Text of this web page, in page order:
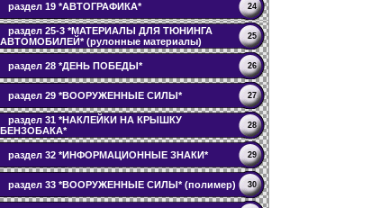
раздел 19 *АВТОГРАФИКА* 24
раздел 25-3 *МАТЕРИАЛЫ ДЛЯ ТЮНИНГА
АВТОМОБИЛЕЙ* (рулонные материалы)
25
раздел 28 *ДЕНЬ ПОБЕДЫ* 26
раздел 29 *ВООРУЖЕННЫЕ СИЛЫ* 27
раздел 31 *НАКЛЕЙКИ НА КРЫШКУ
БЕНЗОБАКА*
28
раздел 32 *ИНФОРМАЦИОННЫЕ ЗНАКИ* 29
раздел 33 *ВООРУЖЕННЫЕ СИЛЫ* (полимер) 30